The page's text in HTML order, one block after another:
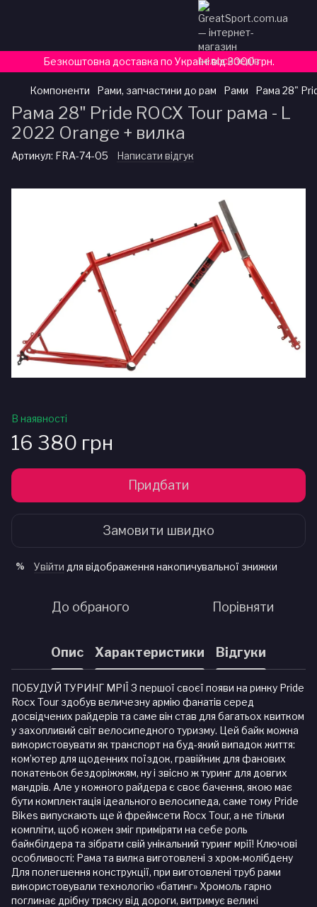
Безкоштовна доставка по Україні від 3000 грн.
Компоненти Рами, запчастини до рам Рами Рама 28"
Рама 28" Pride ROCX Tour рама - L
2022 Orange + вилка
Артикул: FRA-74-05 Написати відгук
В наявності
16 380 грн
Придбати
Замовити швидко
% Увійти для відображення накопичувальної знижки
До обраного Порівняти
Опис Характеристики Відгуки
ПОБУДУЙ ТУРИНГ МРІЇ З першої своєї появи на ринку Pride
Rocx Tour здобув величезну армію фанатів серед
досвідчених райдерів та саме він став для багатьох квитком
у захопливий світ велосипедного туризму. Цей байк можна
використовувати як транспорт на буд-який випадок життя:
ком’ютер для щоденних поїздок, гравійник для фанових
покатеньок бездоріжжям, ну і звісно ж туринг для довгих
мандрів. Але у кожного райдера є своє бачення, якою має
бути комплектація ідеального велосипеда, саме тому Pride
Bikes випускають ще й фреймсети Rocx Tour, а не тільки
компліти, щоб кожен зміг приміряти на себе роль
байкбілдера та зібрати свій унікальний туринг мрії! Ключові
особливості: Рама та вилка виготовлені з хром-молібдену
Для полегшення конструкції, при виготовлені труб рами
використовували технологію «батинг» Хромоль гарно
поглинає дрібну тряску від дороги, витримує великі